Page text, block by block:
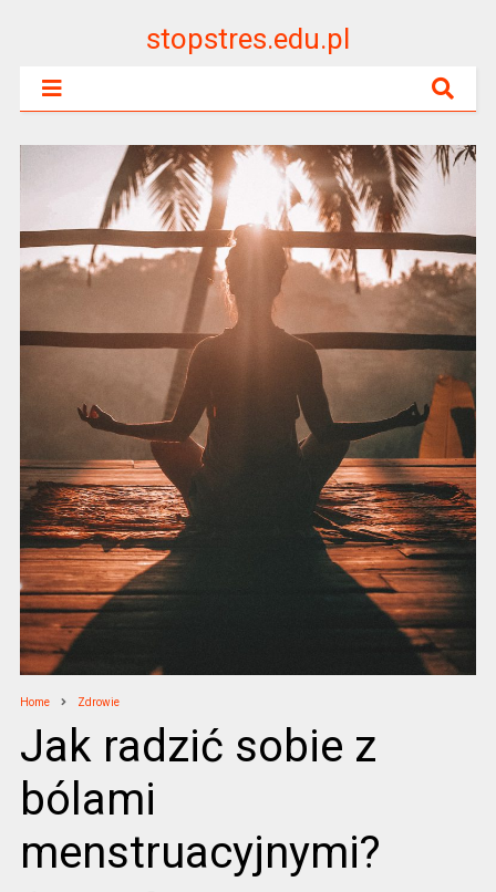
stopstres.edu.pl
Home Zdrowie
Jak radzić sobie z
bólami
menstruacyjnymi?